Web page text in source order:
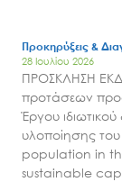
Προκηρύξεις &
28 Ιουλίου 2026
ΠΡΟΣΚΛΗΣΗ
προτάσεων
Έργου
υλοποίησης
population in
sustainable